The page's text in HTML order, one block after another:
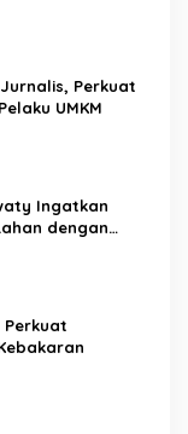
Perkuat
UMKM
Ingatkan
dengan
Perkuat